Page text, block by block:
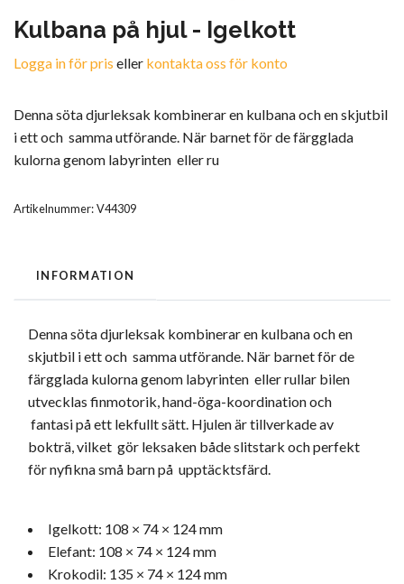
Kulbana på hjul - Igelkott
Logga in för pris eller kontakta oss för konto
Denna söta djurleksak kombinerar en kulbana och en skjutbil
i ett och samma utförande. När barnet för de färgglada
kulorna genom labyrinten eller ru
Artikelnummer:V44309
INFORMATION
Denna söta djurleksak kombinerar en kulbana och en
skjutbil i ett och samma utförande. När barnet för de
färgglada kulorna genom labyrinten eller rullar bilen
utvecklas finmotorik, hand-öga-koordination och
fantasi på ett lekfullt sätt. Hjulen är tillverkade av
bokträ, vilket gör leksaken både slitstark och perfekt
för nyfikna små barn på upptäcktsfärd.
Igelkott: 108 × 74 × 124 mm
Elefant: 108 × 74 × 124 mm
Krokodil: 135 × 74 × 124 mm